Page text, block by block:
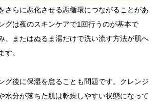
さらに悪化させる悪循環につながることがあ
グは夜のスキンケアで1回行うのが基本で
、またはぬるま湯だけで洗い流す方法が肌へ
す。
グ後に保湿を怠ることも問題です。クレンジ
水分が落ちた肌は乾燥しやすい状態になって